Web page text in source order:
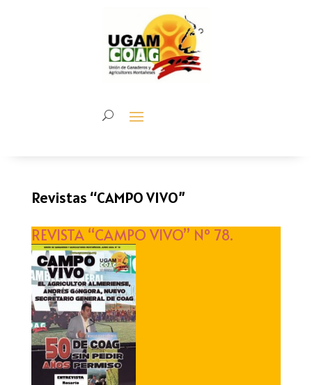
Revistas “CAMPO VIVO”
REVISTA “CAMPO VIVO” Nº 78.